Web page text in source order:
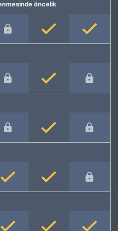
öncelik